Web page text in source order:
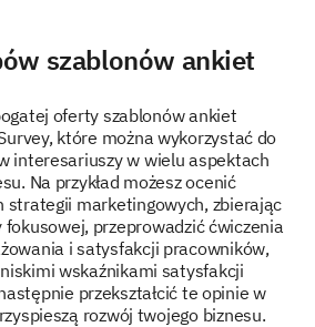
szablonów ankiet
oferty szablonów ankiet
które można wykorzystać do
interesariuszy w wielu aspektach
Na przykład możesz ocenić
strategii marketingowych, zbierając
fokusowej, przeprowadzić ćwiczenia
i satysfakcji pracowników,
wskaźnikami satysfakcji
przekształcić te opinie w
rozwój twojego biznesu.